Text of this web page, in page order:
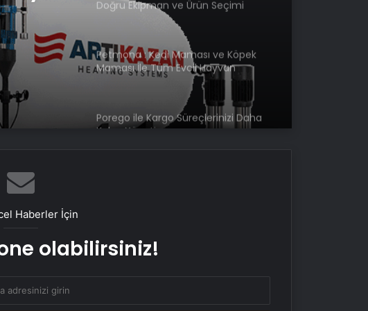
Doğru Ekipman ve Ürün Seçimi
Petmona : Kedi Maması ve Köpek
Maması İle Tüm Evcil Hayvan
Porego ile Kargo Süreçlerinizi Daha
Kolay Yönetin
Esat Bey Shop ile Sosyal Medya
Hizmetlerinde Güçlü Panel
Haberler İçin
olabilirsiniz!